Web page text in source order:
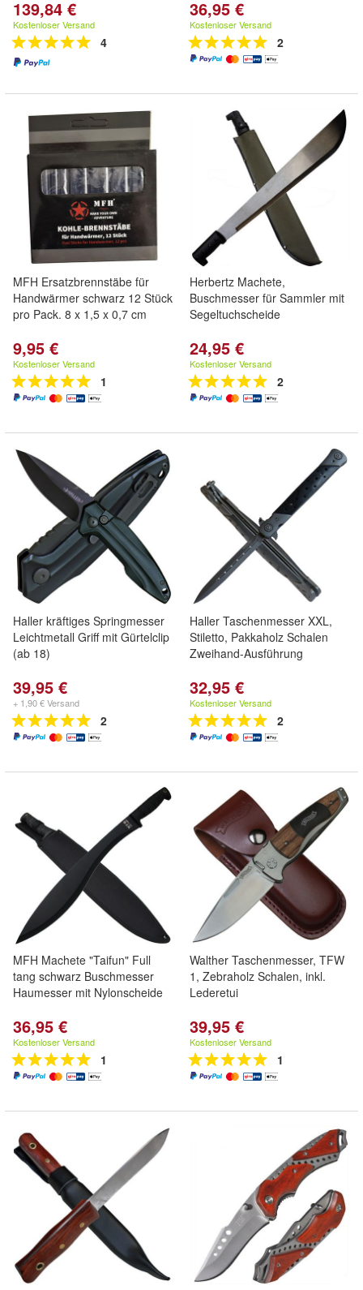
139,84 €
Kostenloser Versand
4
36,95 €
Kostenloser Versand
2
MFH Ersatzbrennstäbe für
Handwärmer schwarz 12 Stück
pro Pack. 8 x 1,5 x 0,7 cm
9,95 €
Kostenloser Versand
1
Herbertz Machete,
Buschmesser für Sammler mit
Segeltuchscheide
24,95 €
Kostenloser Versand
2
Haller kräftiges Springmesser
Leichtmetall Griff mit Gürtelclip
(ab 18)
39,95 €
+ 1,90 € Versand
2
Haller Taschenmesser XXL,
Stiletto, Pakkaholz Schalen
Zweihand-Ausführung
32,95 €
Kostenloser Versand
2
MFH Machete "Taifun" Full
tang schwarz Buschmesser
Haumesser mit Nylonscheide
36,95 €
Kostenloser Versand
1
Walther Taschenmesser, TFW
1, Zebraholz Schalen, inkl.
Lederetui
39,95 €
Kostenloser Versand
1